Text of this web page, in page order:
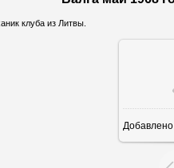
клуба из Литвы.
Добавлено